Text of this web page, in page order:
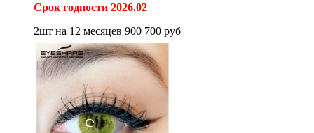
Срок годности 2026.02
2шт на 12 месяцев 900 700 руб
Купить